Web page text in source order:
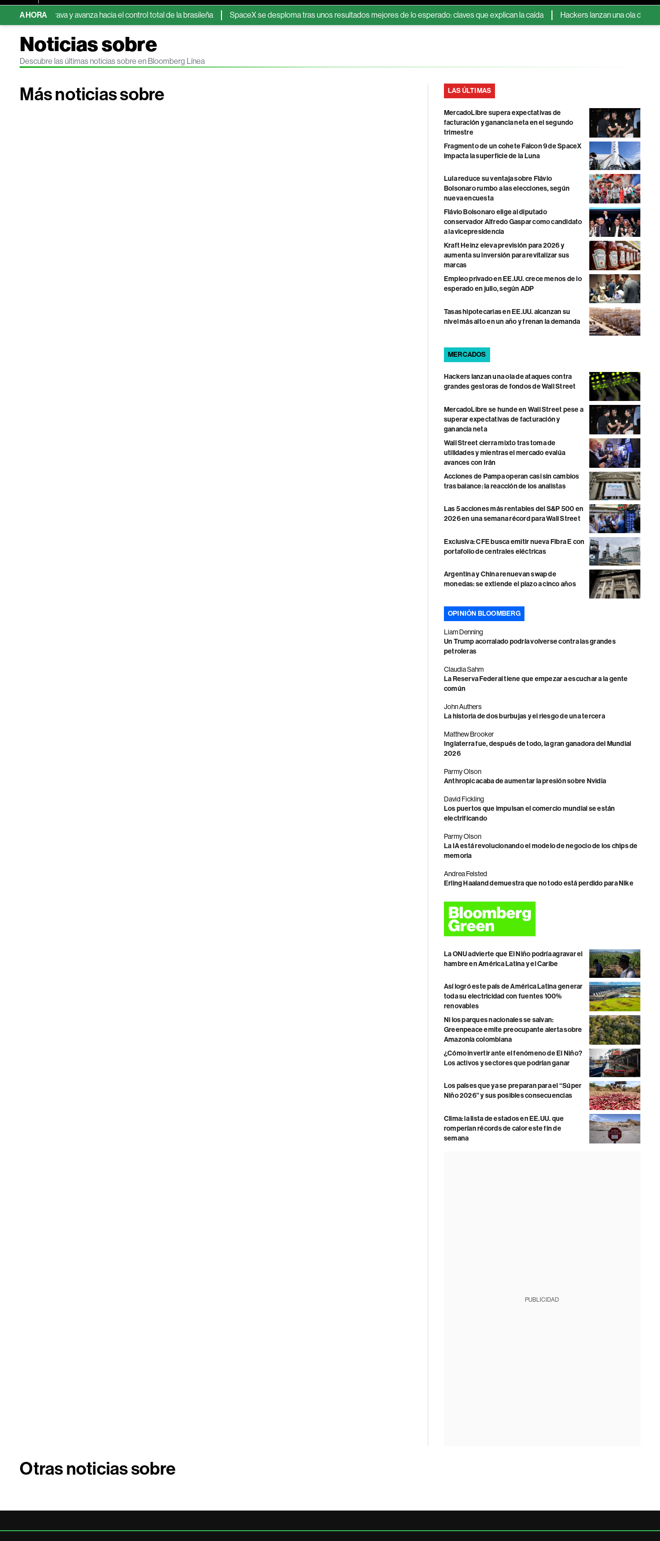
AHORA
de Brava y avanza hacia el control total de la brasileña SpaceX se desploma tras unos resultados mejores de lo esperado: claves que explican la caída Hackers lanzan una ola de ataques
Noticias sobre
Descubre las últimas noticias sobre en Bloomberg Línea
Más noticias sobre LAS ÚLTIMAS
MercadoLibre supera expectativas de
facturación y ganancia neta en el segundo
trimestre
Fragmento de un cohete Falcon 9 de SpaceX
impacta la superficie de la Luna
Lula reduce su ventaja sobre Flávio
Bolsonaro rumbo a las elecciones, según
nueva encuesta
Flávio Bolsonaro elige al diputado
conservador Alfredo Gaspar como candidato
a la vicepresidencia
Kraft Heinz eleva previsión para 2026 y
aumenta su inversión para revitalizar sus
marcas
Empleo privado en EE.UU. crece menos de lo
esperado en julio, según ADP
Tasas hipotecarias en EE.UU. alcanzan su
nivel más alto en un año y frenan la demanda
MERCADOS
Hackers lanzan una ola de ataques contra
grandes gestoras de fondos de Wall Street
MercadoLibre se hunde en Wall Street pese a
superar expectativas de facturación y
ganancia neta
Wall Street cierra mixto tras toma de
utilidades y mientras el mercado evalúa
avances con Irán
Acciones de Pampa operan casi sin cambios
tras balance: la reacción de los analistas
Las 5 acciones más rentables del S&P 500 en
2026 en una semana récord para Wall Street
Exclusiva: CFE busca emitir nueva Fibra E con
portafolio de centrales eléctricas
Argentina y China renuevan swap de
monedas: se extiende el plazo a cinco años
OPINIÓN BLOOMBERG
Liam Denning
Un Trump acorralado podría volverse contra las grandes
petroleras
Claudia Sahm
La Reserva Federal tiene que empezar a escuchar a la gente
común
John Authers
La historia de dos burbujas y el riesgo de una tercera
Matthew Brooker
Inglaterra fue, después de todo, la gran ganadora del Mundial
2026
Parmy Olson
Anthropic acaba de aumentar la presión sobre Nvidia
David Fickling
Los puertos que impulsan el comercio mundial se están
electrificando
Parmy Olson
La IA está revolucionando el modelo de negocio de los chips de
memoria
Andrea Felsted
Erling Haaland demuestra que no todo está perdido para Nike
La ONU advierte que El Niño podría agravar el
hambre en América Latina y el Caribe
Así logró este país de América Latina generar
toda su electricidad con fuentes 100%
renovables
Ni los parques nacionales se salvan:
Greenpeace emite preocupante alerta sobre
Amazonía colombiana
¿Cómo invertir ante el fenómeno de El Niño?
Los activos y sectores que podrían ganar
Los países que ya se preparan para el “Súper
Niño 2026” y sus posibles consecuencias
Clima: la lista de estados en EE.UU. que
romperían récords de calor este fin de
semana
PUBLICIDAD
Otras noticias sobre